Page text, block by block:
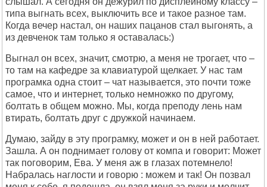
типа выгнать всех, выключить все и такое разное там.
Когда вечер настал, он наших пацанов стал выгонять, а
из девченок там только я оставалась:)
Выгнал он всех, значит, смотрю, а меня не трогает, что –
то там на кафедре за клавиатурой щелкает. У нас там
програмка одна стоит – чат называется, это почти тоже
самое, что и интернет, только немножко по другому,
болтать в общем можно. Мы, когда преподу лень нам
втирать, болтать друг с дружкой начинаем.
Думаю, зайду в эту програмку, может и он в ней работает.
Зашла. А он поднимает голову от компа и говорит: Может
так поговорим, Ева. У меня аж в глазах потемнело!
Набралась наглости и говорю : можем и так! Он позвал